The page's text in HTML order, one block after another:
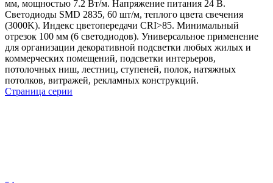
мм, мощностью 7.2 Вт/м. Напряжение питания 24 В.
Светодиоды SMD 2835, 60 шт/м, теплого цвета свечения
(3000K). Индекс цветопередачи CRI>85. Минимальный
отрезок 100 мм (6 светодиодов). Универсальное применение
для организации декоративной подсветки любых жилых и
коммерческих помещений, подсветки интерьеров,
потолочных ниш, лестниц, ступеней, полок, натяжных
потолков, витражей, рекламных конструкций.
Страница серии